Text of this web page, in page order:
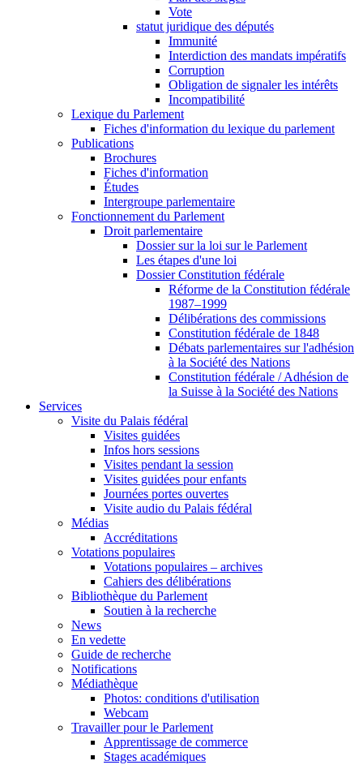
Vote
statut juridique des députés
Immunité
Interdiction des mandats impératifs
Corruption
Obligation de signaler les intérêts
Incompatibilité
Lexique du Parlement
Fiches d'information du lexique du parlement
Publications
Brochures
Fiches d'information
Études
Intergroupe parlementaire
Fonctionnement du Parlement
Droit parlementaire
Dossier sur la loi sur le Parlement
Les étapes d'une loi
Dossier Constitution fédérale
Réforme de la Constitution fédérale
1987–1999
Délibérations des commissions
Constitution fédérale de 1848
Débats parlementaires sur l'adhésion
à la Société des Nations
Constitution fédérale / Adhésion de
la Suisse à la Société des Nations
Services
Visite du Palais fédéral
Visites guidées
Infos hors sessions
Visites pendant la session
Visites guidées pour enfants
Journées portes ouvertes
Visite audio du Palais fédéral
Médias
Accréditations
Votations populaires
Votations populaires – archives
Cahiers des délibérations
Bibliothèque du Parlement
Soutien à la recherche
News
En vedette
Guide de recherche
Notifications
Médiathèque
Photos: conditions d'utilisation
Webcam
Travailler pour le Parlement
Apprentissage de commerce
Stages académiques